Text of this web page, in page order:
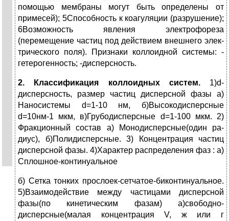
помощью мембраны могут быть опреде­лены от
примесей); 5Способность к коагуляции (разрушение);
6Возможность явления электро­фореза
(перемещение частиц под действием внешнего элек­
трического поля). Признаки коллоидной сис­темы: -
гетерогенность; -дисперсность.
2. Классификация коллоид­ных систем. 1)d-
дисперсность, размер частиц дисперсной фазы
а)
Наносистемы d=1-10 нм, б)Высокодисперсные
d=10нм-1 мкм, в)Грубодисперсные d=1-100 мкм. 2)
Фракционный состав а) Монодисперсные(один ра­
диус), б)Полидисперсные. 3) Концентрация частиц
дисперсной фазы. 4)Характер распределения фаз : а)
Сплошное-континуальное
б) Сетка тонких прослоек-сетчатое-би­континуальное.
5)Взаимодействие между час­тицами дисперсной
фазы(по кинетическим фазам) а)свободно-
дисперсные(малая концентрация V, ж или г